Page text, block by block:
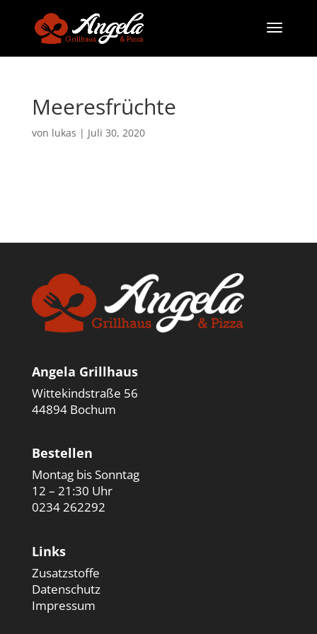
Meeresfrüchte
von lukas | Juli 30, 2020
Angela Grillhaus
Wittekindstraße 56
44894 Bochum
Bestellen
Montag bis Sonntag
12 – 21:30 Uhr
0234 262292
Links
Zusatzstoffe
Datenschutz
Impressum